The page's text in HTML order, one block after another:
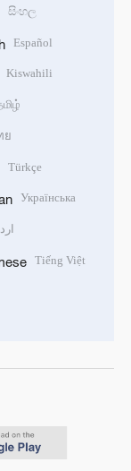
සිංහල
Español
Kiswahili
ย
Türkçe
Українська
Tiếng Việt